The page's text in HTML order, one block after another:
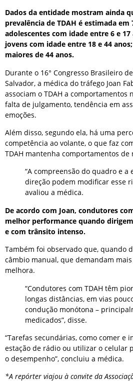
Dados da entidade mostram ainda
prevalência de TDAH é estimada em
adolescentes com idade entre 6 e 17
jovens com idade entre 18 e 44
maiores de 44 anos.
Durante o 16° Congresso Brasileiro
Salvador, a médica do tráfego Joan
associam o TDAH a
falta de julgamento, tendência em
emoções.
Além disso, segundo ela, há uma
competência ao volante, o que faz
TDAH mantenha comportamentos de
“A compreensão do quadro e a
direção podem modificar esse
avaliou a médica.
De acordo com Joan, condutores
melhor performance quando
e com trânsito intenso.
Também foi observado que, quando
câmbio manual, que demandam
melhora.
“Condutores com TDAH têm
longas distâncias, em vias
condução monótona –
medicados”, disse.
“Tarefas secundárias, como comer e
estação de rádio ou utilizar o celular
o desempenho”, concluiu a médica.
*A repórter viajou à convite da